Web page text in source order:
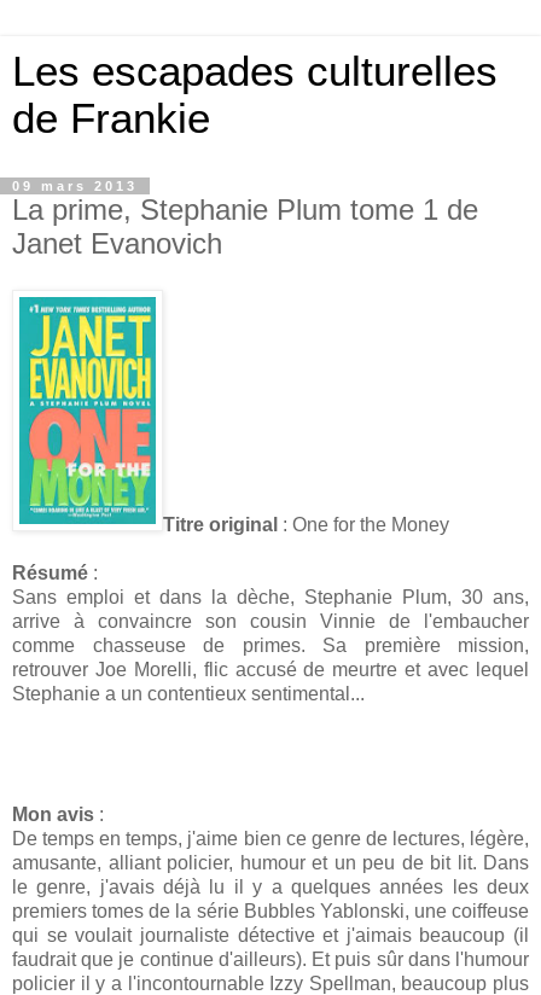
Les escapades culturelles
de Frankie
09 mars 2013
La prime, Stephanie Plum tome 1 de
Janet Evanovich
Titre original : One for the Money
Résumé :
Sans emploi et dans la dèche, Stephanie Plum, 30 ans,
arrive à convaincre son cousin Vinnie de l'embaucher
comme chasseuse de primes. Sa première mission,
retrouver Joe Morelli, flic accusé de meurtre et avec lequel
Stephanie a un contentieux sentimental...
Mon avis :
De temps en temps, j'aime bien ce genre de lectures, légère,
amusante, alliant policier, humour et un peu de bit lit. Dans
le genre, j'avais déjà lu il y a quelques années les deux
premiers tomes de la série Bubbles Yablonski, une coiffeuse
qui se voulait journaliste détective et j'aimais beaucoup (il
faudrait que je continue d'ailleurs). Et puis sûr dans l'humour
policier il y a l'incontournable Izzy Spellman, beaucoup plus